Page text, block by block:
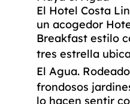
El Hotel Costa
un acogedor
Breakfast estilo
tres estrella
El Agua.
frondosos
lo hacen sentir